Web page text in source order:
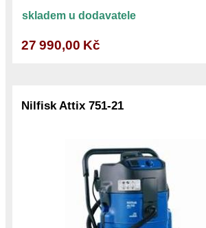
skladem u dodavatele
27 990,00 Kč
Nilfisk Attix 751-21